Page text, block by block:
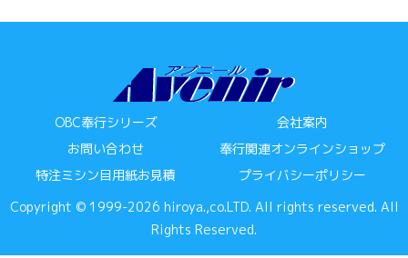
OBC奉行シリーズ
会社案内
お問い合わせ
奉行関連オンラインショップ
特注ミシン目用紙お見積
プライバシーポリシー
Copyright © 1999-2026 hiroya.,co.LTD. All rights reserved. All
Rights Reserved.